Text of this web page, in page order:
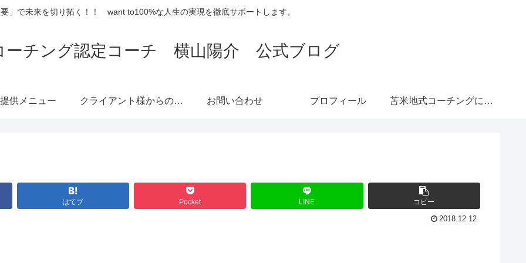
」で未来を切り拓く！！ want to100%な人生の実現を徹底サポートします。
ーチング認定コーチ 横山陽介 公式ブログ
提供メニュー クライアント様からのご お問い合わせ プロフィール 苫米地式コーチングにつ
はてブ Pocket LINE コピー
2018.12.12